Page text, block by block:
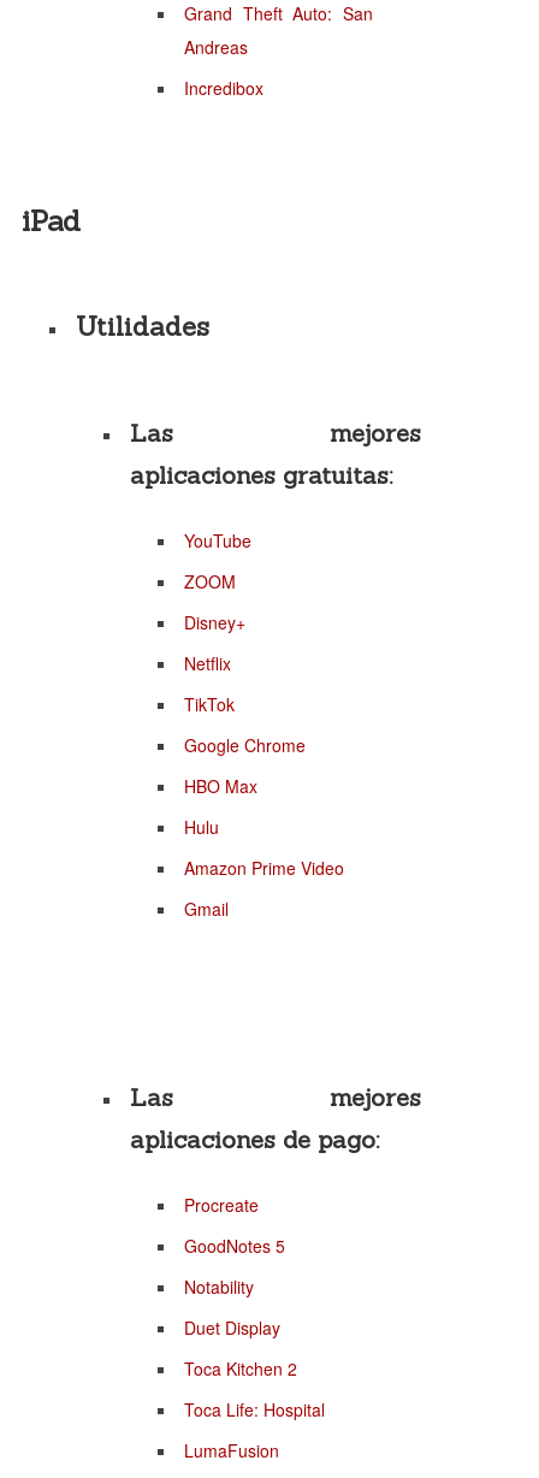
Grand Theft Auto: San
Andreas
Incredibox
iPad
Utilidades
Las mejores
aplicaciones gratuitas:
YouTube
ZOOM
Disney+
Netflix
TikTok
Google Chrome
HBO Max
Hulu
Amazon Prime Video
Gmail
Las mejores
aplicaciones de pago:
Procreate
GoodNotes 5
Notability
Duet Display
Toca Kitchen 2
Toca Life: Hospital
LumaFusion